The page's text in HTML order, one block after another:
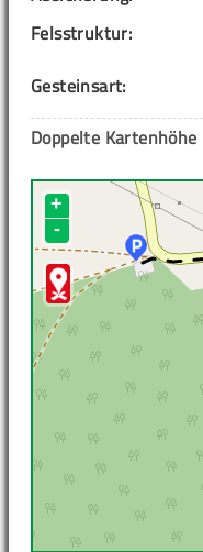
Felsstruktur:
Gesteinsart:
Doppelte Kartenhöhe
+
-